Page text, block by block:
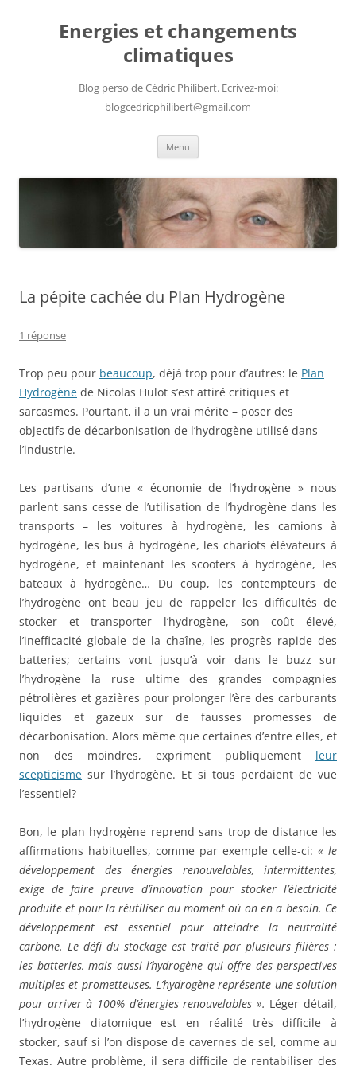
contenuEnergies et changements
climatiques
Blog perso de Cédric Philibert. Ecrivez-moi:
blogcedricphilibert@gmail.com
Menu
La pépite cachée du Plan Hydrogène
1 réponse
Trop peu pour beaucoup, déjà trop pour d’autres: le Plan
Hydrogène de Nicolas Hulot s’est attiré critiques et
sarcasmes. Pourtant, il a un vrai mérite – poser des
objectifs de décarbonisation de l’hydrogène utilisé dans
l’industrie.
Les partisans d’une « économie de l’hydrogène » nous
parlent sans cesse de l’utilisation de l’hydrogène dans les
transports – les voitures à hydrogène, les camions à
hydrogène, les bus à hydrogène, les chariots élévateurs à
hydrogène, et maintenant les scooters à hydrogène, les
bateaux à hydrogène… Du coup, les contempteurs de
l’hydrogène ont beau jeu de rappeler les difficultés de
stocker et transporter l’hydrogène, son coût élevé,
l’inefficacité globale de la chaîne, les progrès rapide des
batteries; certains vont jusqu’à voir dans le buzz sur
l’hydrogène la ruse ultime des grandes compagnies
pétrolières et gazières pour prolonger l’ère des carburants
liquides et gazeux sur de fausses promesses de
décarbonisation. Alors même que certaines d’entre elles, et
non des moindres, expriment publiquement leur
scepticisme sur l’hydrogène. Et si tous perdaient de vue
l’essentiel?
Bon, le plan hydrogène reprend sans trop de distance les
affirmations habituelles, comme par exemple celle-ci: « le
développement des énergies renouvelables, intermittentes,
exige de faire preuve d’innovation pour stocker l’électricité
produite et pour la réutiliser au moment où on en a besoin. Ce
développement est essentiel pour atteindre la neutralité
carbone. Le défi du stockage est traité par plusieurs filières :
les batteries, mais aussi l’hydrogène qui offre des perspectives
multiples et prometteuses. L’hydrogène représente une solution
pour arriver à 100% d’énergies renouvelables ». Léger détail,
l’hydrogène diatomique est en réalité très difficile à
stocker, sauf si l’on dispose de cavernes de sel, comme au
Texas. Autre problème, il sera difficile de rentabiliser des